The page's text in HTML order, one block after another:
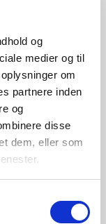
og
medier og til
om
partnere inden
og
disse
dem, eller som
alle
Kupfer
in Form
Vorlage der
Ersatzteile,